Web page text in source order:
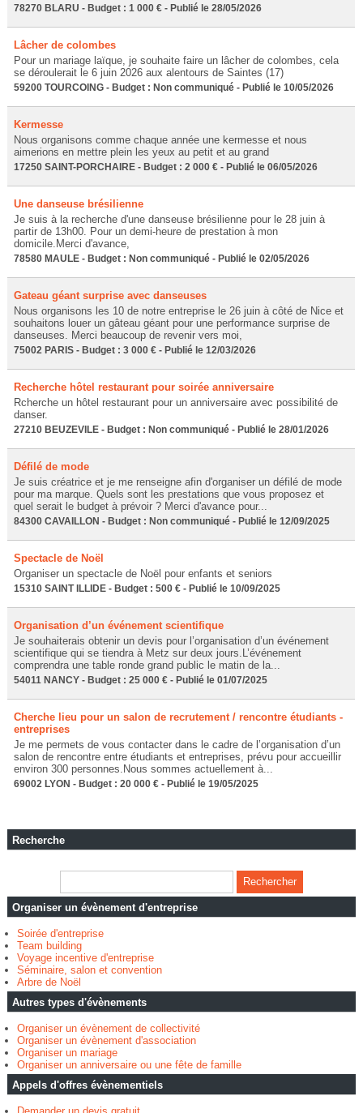
78270 BLARU - Budget : 1 000 € - Publié le 28/05/2026
Lâcher de colombes
Pour un mariage laïque, je souhaite faire un lâcher de colombes, cela
se déroulerait le 6 juin 2026 aux alentours de Saintes (17)
59200 TOURCOING - Budget : Non communiqué - Publié le 10/05/2026
Kermesse
Nous organisons comme chaque année une kermesse et nous
aimerions en mettre plein les yeux au petit et au grand
17250 SAINT-PORCHAIRE - Budget : 2 000 € - Publié le 06/05/2026
Une danseuse brésilienne
Je suis à la recherche d'une danseuse brésilienne pour le 28 juin à
partir de 13h00. Pour un demi-heure de prestation à mon
domicile.Merci d'avance,
78580 MAULE - Budget : Non communiqué - Publié le 02/05/2026
Gateau géant surprise avec danseuses
Nous organisons les 10 de notre entreprise le 26 juin à côté de Nice et
souhaitons louer un gâteau géant pour une performance surprise de
danseuses. Merci beaucoup de revenir vers moi,
75002 PARIS - Budget : 3 000 € - Publié le 12/03/2026
Recherche hôtel restaurant pour soirée anniversaire
Rcherche un hôtel restaurant pour un anniversaire avec possibilité de
danser.
27210 BEUZEVILE - Budget : Non communiqué - Publié le 28/01/2026
Défilé de mode
Je suis créatrice et je me renseigne afin d'organiser un défilé de mode
pour ma marque. Quels sont les prestations que vous proposez et
quel serait le budget à prévoir ? Merci d'avance pour...
84300 CAVAILLON - Budget : Non communiqué - Publié le 12/09/2025
Spectacle de Noël
Organiser un spectacle de Noël pour enfants et seniors
15310 SAINT ILLIDE - Budget : 500 € - Publié le 10/09/2025
Organisation d’un événement scientifique
Je souhaiterais obtenir un devis pour l’organisation d’un événement
scientifique qui se tiendra à Metz sur deux jours.L’événement
comprendra une table ronde grand public le matin de la...
54011 NANCY - Budget : 25 000 € - Publié le 01/07/2025
Cherche lieu pour un salon de recrutement / rencontre étudiants -
entreprises
Je me permets de vous contacter dans le cadre de l’organisation d’un
salon de rencontre entre étudiants et entreprises, prévu pour accueillir
environ 300 personnes.Nous sommes actuellement à...
69002 LYON - Budget : 20 000 € - Publié le 19/05/2025
Recherche
Organiser un évènement d'entreprise
Soirée d'entreprise
Team building
Voyage incentive d'entreprise
Séminaire, salon et convention
Arbre de Noël
Autres types d'évènements
Organiser un évènement de collectivité
Organiser un évènement d'association
Organiser un mariage
Organiser un anniversaire ou une fête de famille
Appels d'offres évènementiels